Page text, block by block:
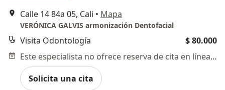
Calle 14 84a 05, Cali • Mapa
VERÓNICA GALVIS armonización Dentofacial
Visita Odontología
$ 80.000
Este especialista no ofrece reserva de cita en línea en esta dirección.
Solicita una cita